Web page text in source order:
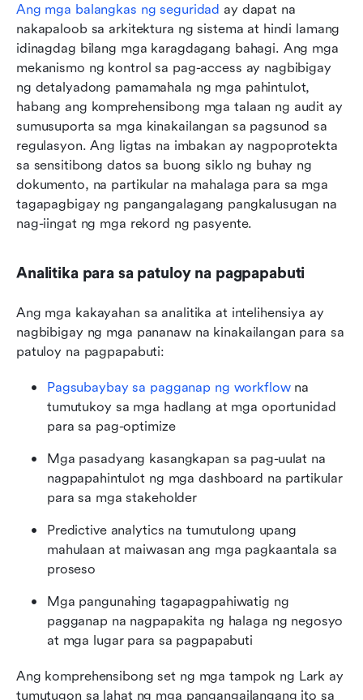
Ang mga balangkas ng seguridad ay dapat na
nakapaloob sa arkitektura ng sistema at hindi lamang
idinagdag bilang mga karagdagang bahagi. Ang mga
mekanismo ng kontrol sa pag-access ay nagbibigay
ng detalyadong pamamahala ng mga pahintulot,
habang ang komprehensibong mga talaan ng audit ay
sumusuporta sa mga kinakailangan sa pagsunod sa
regulasyon. Ang ligtas na imbakan ay nagpoprotekta
sa sensitibong datos sa buong siklo ng buhay ng
dokumento, na partikular na mahalaga para sa mga
tagapagbigay ng pangangalagang pangkalusugan na
nag-iingat ng mga rekord ng pasyente.
Analitika para sa patuloy na pagpapabuti
Ang mga kakayahan sa analitika at intelihensiya ay
nagbibigay ng mga pananaw na kinakailangan para sa
patuloy na pagpapabuti:
Pagsubaybay sa pagganap ng workflow na
tumutukoy sa mga hadlang at mga oportunidad
para sa pag-optimize
Mga pasadyang kasangkapan sa pag-uulat na
nagpapahintulot ng mga dashboard na partikular
para sa mga stakeholder
Predictive analytics na tumutulong upang
mahulaan at maiwasan ang mga pagkaantala sa
proseso
Mga pangunahing tagapagpahiwatig ng
pagganap na nagpapakita ng halaga ng negosyo
at mga lugar para sa pagpapabuti
Ang komprehensibong set ng mga tampok ng Lark ay
tumutugon sa lahat ng mga pangangailangang ito sa